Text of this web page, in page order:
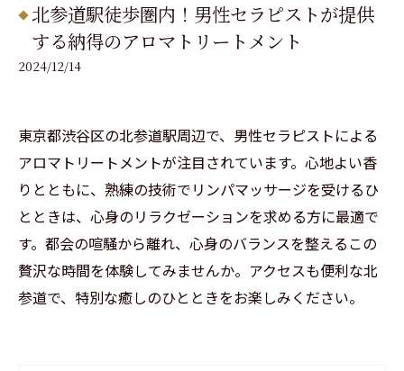
北参道駅徒歩圏内！男性セラピストが提供
する納得のアロマトリートメント
2024/12/14
東京都渋谷区の北参道駅周辺で、男性セラピストによる
アロマトリートメントが注目されています。心地よい香
りとともに、熟練の技術でリンパマッサージを受けるひ
とときは、心身のリラクゼーションを求める方に最適で
す。都会の喧騒から離れ、心身のバランスを整えるこの
贅沢な時間を体験してみませんか。アクセスも便利な北
参道で、特別な癒しのひとときをお楽しみください。